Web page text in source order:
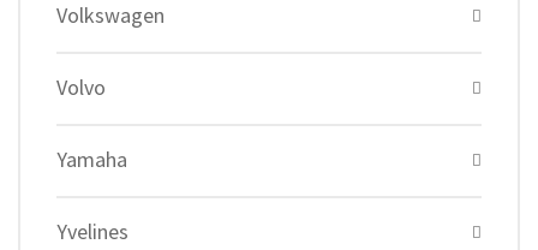
Volkswagen
Volvo
Yamaha
Yvelines